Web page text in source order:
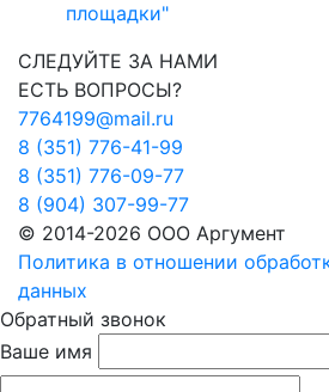
площадки"
СЛЕДУЙТЕ ЗА НАМИ
ЕСТЬ ВОПРОСЫ?
7764199@mail.ru
8 (351) 776-41-99
8 (351) 776-09-77
8 (904) 307-99-77
© 2014-2026 ООО Аргумент
Политика в отношении
данных
Обратный звонок
Ваше имя